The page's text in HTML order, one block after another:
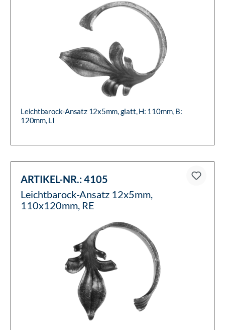
Leichtbarock-Ansatz 12x5mm, glatt, H: 110mm, B:
120mm, LI
ARTIKEL-NR.:4105
Leichtbarock-Ansatz 12x5mm,
110x120mm, RE